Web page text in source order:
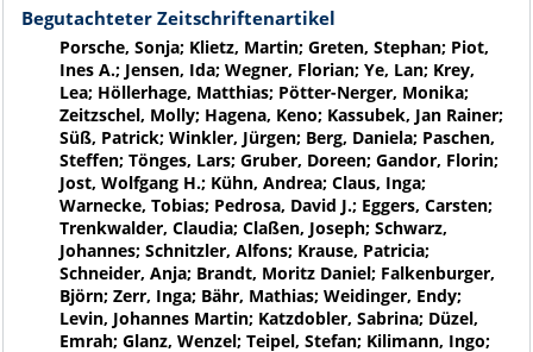
Begutachteter Zeitschriftenartikel
Porsche, Sonja; Klietz, Martin; Greten, Stephan; Piot,
Ines A.; Jensen, Ida; Wegner, Florian; Ye, Lan; Krey,
Lea; Höllerhage, Matthias; Pötter-Nerger, Monika;
Zeitzschel, Molly; Hagena, Keno; Kassubek, Jan Rainer;
Süß, Patrick; Winkler, Jürgen; Berg, Daniela; Paschen,
Steffen; Tönges, Lars; Gruber, Doreen; Gandor, Florin;
Jost, Wolfgang H.; Kühn, Andrea; Claus, Inga;
Warnecke, Tobias; Pedrosa, David J.; Eggers, Carsten;
Trenkwalder, Claudia; Claßen, Joseph; Schwarz,
Johannes; Schnitzler, Alfons; Krause, Patricia;
Schneider, Anja; Brandt, Moritz Daniel; Falkenburger,
Björn; Zerr, Inga; Bähr, Mathias; Weidinger, Endy;
Levin, Johannes Martin; Katzdobler, Sabrina; Düzel,
Emrah; Glanz, Wenzel; Teipel, Stefan; Kilimann, Ingo;